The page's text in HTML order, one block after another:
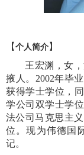
【 个人简介 】
王宏渊，女
掖人。 2002年毕
获得学士学位，
学公司双学士学位
法公司马克思主
位。现为伟德国
记。